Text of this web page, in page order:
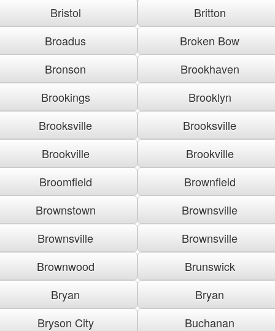
Bristol
Britton
Broadus
Broken Bow
Bronson
Brookhaven
Brookings
Brooklyn
Brooksville
Brooksville
Brookville
Brookville
Broomfield
Brownfield
Brownstown
Brownsville
Brownsville
Brownsville
Brownwood
Brunswick
Bryan
Bryan
Bryson City
Buchanan